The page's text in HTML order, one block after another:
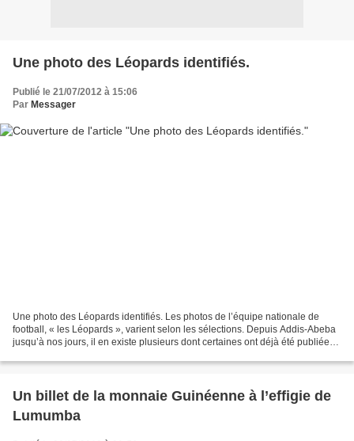
Une photo des Léopards identifiés.
Publié le 21/07/2012 à 15:06
Par Messager
Une photo des Léopards identifiés. Les photos de l’équipe nationale de
football, « les Léopards », varient selon les sélections. Depuis Addis-Abeba
jusqu’à nos jours, il en existe plusieurs dont certaines ont déjà été publiées
Un billet de la monnaie Guinéenne à l’effigie de
Lumumba